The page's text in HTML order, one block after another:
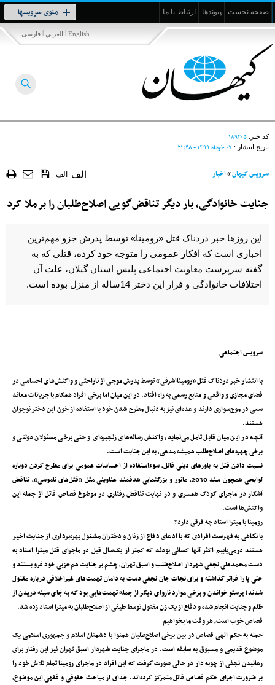
صفحه نخست پیوندها ارتباط با ما منوی سرویسها
Toggle
navigation
فارسی | العربي | English
کد خبر: ۱۸۹۴۰۵
تاریخ انتشار : ۰۷ خرداد ۱۳۹۹ - ۲۱:۴۸
سرویس کیهان»اخبار الف الف
جنایت خانوادگی، بار دیگر تناقض‌گویی اصلاح‌طلبان را برملا کرد
این روزها خبر دردناک قتل «رومینا» توسط پدرش جزو مهم‌ترین
اخباری است که افکار عمومی را متوجه خود کرده، قتلی که به
گفته سرپرست معاونت اجتماعی پلیس استان گیلان، علت آن
اختلافات خانوادگی و فرار این دختر 14ساله از منزل بوده است.
سرویس اجتماعی-
با انتشار خبر دردناک قتل «رومینا‌اشرفی» توسط پدرش موجی از ناراحتی و واکنش‌های احساسی در
فضای مجازی و واقعی و منابع رسمی به راه افتاد. در این میان اما برخی افراد همگام با جریانات معاند
سعی در موج‌سواری دارند و عده‌ای نیز به دنبال مطرح شدن خود با استفاده از خون این دختر نوجوان
هستند.
آنچه در این میان قابل تامل می‌نماید، واکنش رسانه‌های زنجیره‌ای و حتی برخی مسئولان دولتی و
برخی چهره‌های اصلاح‌طلب همیشه مدعی، به این جنایت است.
نسبت دادن قتل به باورهای دینی قاتل، سوءاستفاده از احساسات عمومی برای مطرح کردن دوباره
لوایحی همچون سند 2030، مانور و بزرگنمایی هدفمند عناوینی مثل «قتل‌های ناموسی»، تناقض
آشکار در ماجرای کودک همسری و در نهایت تناقض رفتاری در موضوع قصاص قاتل از جمله این
واکنش‌‌‌ها است.
رومینا با میترا استاد چه فرقی دارد؟
با نگاهی به فهرست افرادی که با ادعای دفاع از زنان و دختران مشغول بهره‌برداری از جنایت اخیر
هستند درمی‌یابیم اکثر آنها کسانی بودند که کمتر از یک‌سال قبل در ماجرای قتل میترا استاد به
دست محمدعلی نجفی شهردار اصلاح‌طلب و اسبق تهران، چشم بر جنایت هم‌حزبی خود فرو بستند و
حتی پا را فراتر گذاشته و برای نجات جان نجفی دست به دامان تهمت‌های غیراخلاقی درباره مقتول
شدند؛ پرستو خواندن و برخی موارد ناروای دیگر از جمله تهمت‌هایی بود که به جای سینه دریدن از
ظلم و جنایت انجام شده و دفاع از یک زن مقتول توسط طیفی از اصلاح‌طلبان به میترا استاد زده شد.
قصاص خوب است، هر وقت ما بخواهیم
حمله به حکم الهی قصاص در بین برخی اصلاح‌طلبان همنوا با دشمنان اسلام و جمهوری اسلامی یک
موضوع قدیمی و مسبوق به سابقه است. در ماجرای جنایت شهردار اسبق تهران نیز این رفتار برای
رهانیدن نجفی از چوبه دار در حالی صورت گرفت که این افراد در ماجرای رومینا تمام تلاش خود را
بر ضرورت اجرای حکم قصاص قاتل متمرکز کرده‌اند. جدای از مباحث حقوقی و فقهی این موضوع،